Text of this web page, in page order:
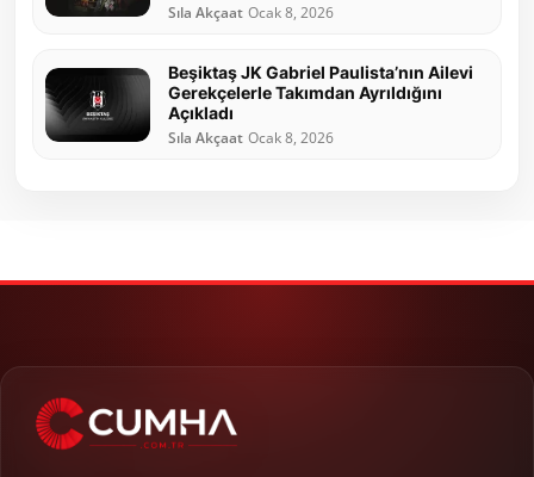
Sıla Akçaat Ocak 8, 2026
Beşiktaş JK Gabriel Paulista’nın Ailevi
Gerekçelerle Takımdan Ayrıldığını
Açıkladı
Sıla Akçaat Ocak 8, 2026